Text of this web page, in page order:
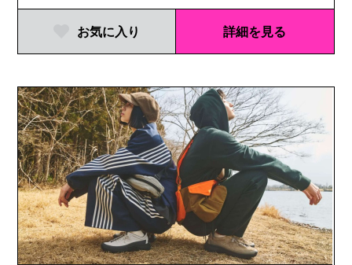
お気に入り 詳細を見る